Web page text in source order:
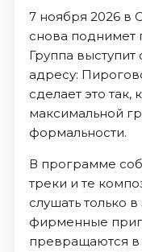
7 ноября 2026 в
снова поднимет
Группа
адресу:
сделает это
максимальной
формальности.
В программе
треки и те
слушать только
фирменные
превращаются в